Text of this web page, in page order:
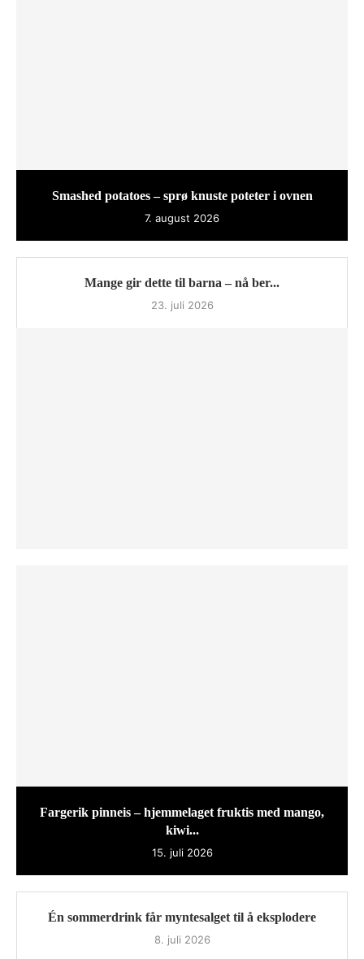
Smashed potatoes – sprø knuste poteter i ovnen
7. august 2026
Mange gir dette til barna – nå ber...
23. juli 2026
Fargerik pinneis – hjemmelaget fruktis med mango,
kiwi...
15. juli 2026
Én sommerdrink får myntesalget til å eksplodere
8. juli 2026